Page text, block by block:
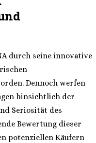
durch seine innovative
Dennoch werfen
hinsichtlich der
Seriosität des
Bewertung dieser
potenziellen Käufern